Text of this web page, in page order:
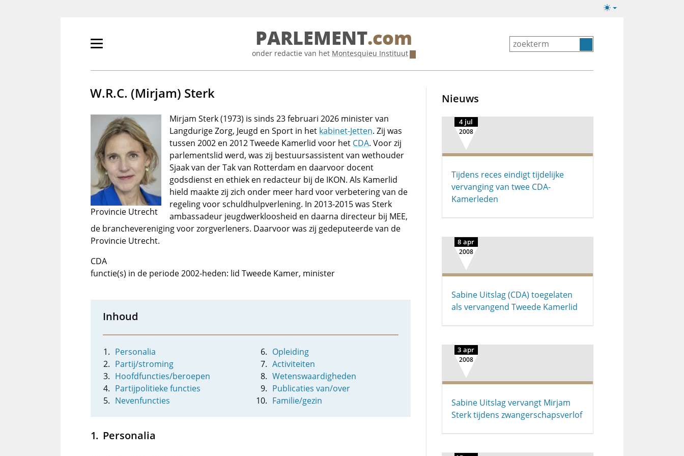
Lichte/donkere
Primair
tonen/verbergen
PARLEMENT.com
onder redactie van het Montesquieu Instituut
W.R.C. (Mirjam) Sterk
Provincie Utrecht
Mirjam Sterk (1973) is sinds 23 februari 2026 minister van
Langdurige Zorg, Jeugd en Sport in het kabinet-Jetten. Zij was
tussen 2002 en 2012 Tweede Kamerlid voor het CDA. Voor zij
parlementslid werd, was zij bestuursassistent van wethouder
Sjaak van der Tak van Rotterdam en daarvoor docent
godsdienst en ethiek en redacteur bij de IKON. Als Kamerlid
hield maakte zij zich onder meer hard voor verbetering van de
regeling voor schuldhulpverlening. In 2013-2015 was Sterk
ambassadeur jeugdwerkloosheid en daarna directeur bij MEE,
de branchevereniging voor zorgverleners. Daarvoor was zij gedeputeerde van de
Provincie Utrecht.
CDA
functie(s) in de periode 2002-heden: lid Tweede Kamer, minister
Inhoud
Personalia
Partij/stroming
Hoofdfuncties/beroepen
Partijpolitieke functies
Nevenfuncties
Opleiding
Activiteiten
Wetenswaardigheden
Publicaties van/over
Familie/gezin
Personalia
Nieuws
4 jul
2008
Tijdens reces eindigt tijdelijke
vervanging van twee CDA-
Kamerleden
8 apr
2008
Sabine Uitslag (CDA) toegelaten
als vervangend Tweede Kamerlid
3 apr
2008
Sabine Uitslag vervangt Mirjam
Sterk tijdens zwangerschapsverlof